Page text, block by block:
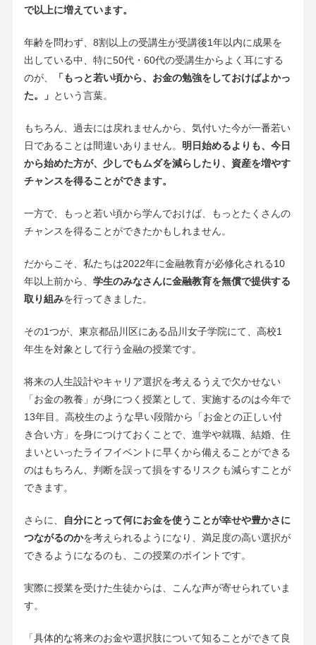
で以上に増えています。
年齢を問わず、8割以上の受講生が受講後1年以内に成果を
出している中、特に50代・60代の受講生からよく耳にする
のが、
「もっと若い頃から、お金の勉強をしておけばよかっ
た。」 という言葉。
もちろん、過去には戻れませんから、気付いた今が一番若い
日であることは間違いありません。 明日始めるよりも、今日
から始めた方が、少しでもムダを減らしたり、資産を増やす
チャンスを得ることができます。
一方で、もっと若い頃から学んでおけば、もっとたくさんの
チャンスを得ることができたかもしれません。
だからこそ、私たちは2022年に金融教育が必修化される10
年以上前から、学生のみなさんに金融教育を無償で提供する
取り組みを行ってきました。
その1つが、東京都品川区にある品川女子学院にて、高校1
年生を対象として行う金融の授業です。
将来の人生設計やキャリア選択を考えるうえで欠かせない
「お金の教養」が身につく授業として、実施するのは今年で
13年目。高校生のような早い段階から「お金との正しい付
き合い方」を身につけておくことで、進学や就職、結婚、住
まいといったライフイベントに早くから備えることができる
のはもちろん、判断を誤って損をするリスクも減らすことが
できます。
さらに、 自分にとって何にお金を使うことが幸せや豊かさに
つながるのかを考えられるようになり、満足度の高い選択が
できるようになるのも、この授業のポイントです。
実際に授業を受けた生徒からは、こんな声が寄せられていま
す。
「具体的な将来のお金や選択肢について知ることができて良